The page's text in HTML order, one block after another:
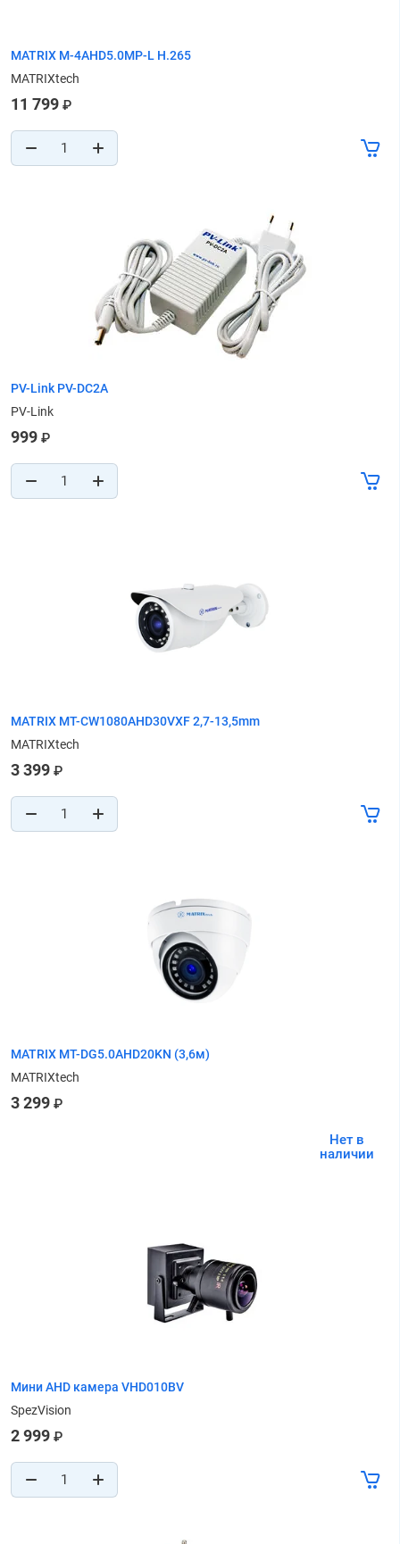
MATRIX M-4AHD5.0MP-L H.265
MATRIXtech
11 799 ₽
PV-Link PV-DC2A
PV-Link
999 ₽
MATRIX MT-CW1080AHD30VXF 2,7-13,5mm
MATRIXtech
3 399 ₽
MATRIX MT-DG5.0AHD20KN (3,6м)
MATRIXtech
3 299 ₽
Нет в
наличии
Мини AHD камера VHD010BV
SpezVision
2 999 ₽